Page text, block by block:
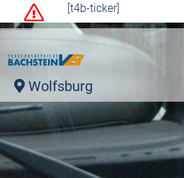
[t4b-ticker]
Wolfsburg